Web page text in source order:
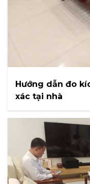
Hướng dẫn đo
xác tại nhà